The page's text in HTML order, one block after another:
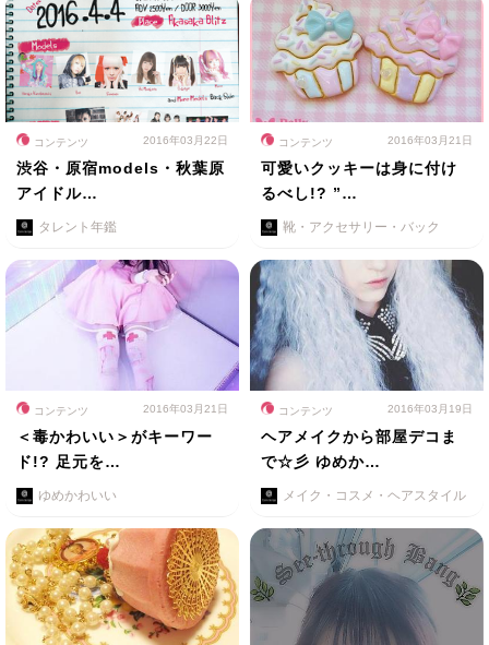
コンテンツ 2016年03月22日
渋谷・原宿models・秋葉原
アイドル…
タレント年鑑
コンテンツ 2016年03月21日
可愛いクッキーは身に付け
るべし!? ”…
靴・アクセサリー・バック
コンテンツ 2016年03月21日
＜毒かわいい＞がキーワー
ド!? 足元を…
ゆめかわいい
コンテンツ 2016年03月19日
ヘアメイクから部屋デコま
で☆彡 ゆめか…
メイク・コスメ・ヘアスタイル